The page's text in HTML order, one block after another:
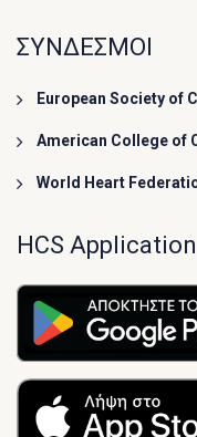
ΣΥΝΔΕΣΜΟΙ
European Society of
American College of
World Heart
HCS Application